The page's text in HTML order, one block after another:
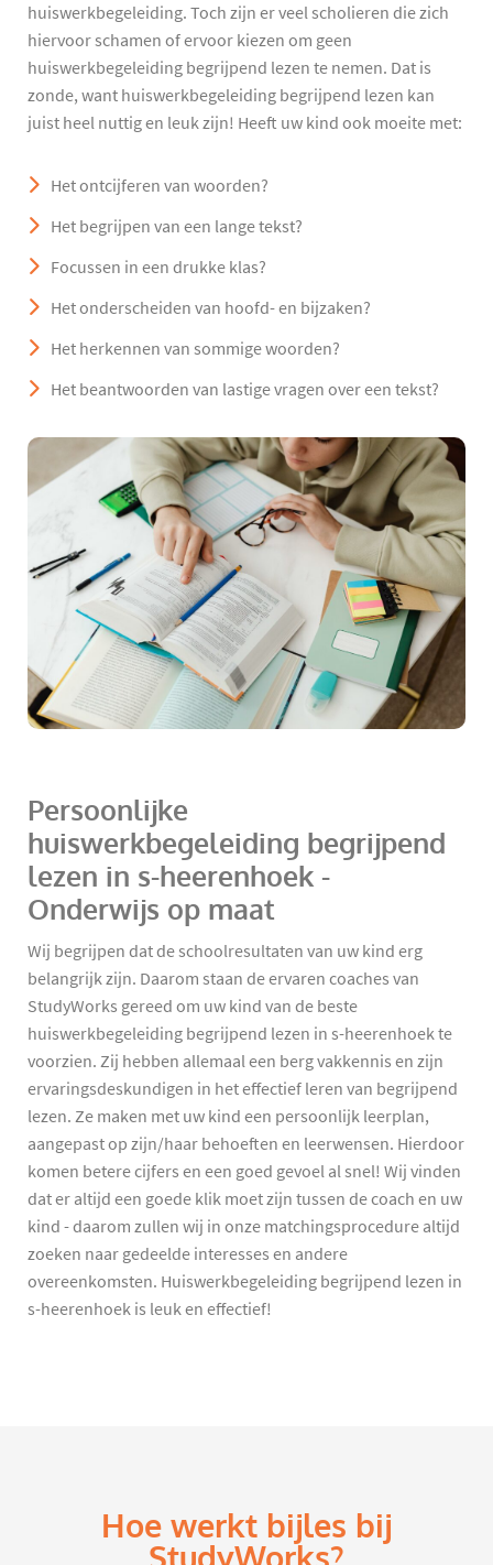
huiswerkbegeleiding. Toch zijn er veel scholieren die zich
hiervoor schamen of ervoor kiezen om geen
huiswerkbegeleiding begrijpend lezen te nemen. Dat is
zonde, want huiswerkbegeleiding begrijpend lezen kan
juist heel nuttig en leuk zijn! Heeft uw kind ook moeite met:
Het ontcijferen van woorden?
Het begrijpen van een lange tekst?
Focussen in een drukke klas?
Het onderscheiden van hoofd- en bijzaken?
Het herkennen van sommige woorden?
Het beantwoorden van lastige vragen over een tekst?
Persoonlijke
huiswerkbegeleiding begrijpend
lezen in s-heerenhoek -
Onderwijs op maat
Wij begrijpen dat de schoolresultaten van uw kind erg
belangrijk zijn. Daarom staan de ervaren coaches van
StudyWorks gereed om uw kind van de beste
huiswerkbegeleiding begrijpend lezen in s-heerenhoek te
voorzien. Zij hebben allemaal een berg vakkennis en zijn
ervaringsdeskundigen in het effectief leren van begrijpend
lezen. Ze maken met uw kind een persoonlijk leerplan,
aangepast op zijn/haar behoeften en leerwensen. Hierdoor
komen betere cijfers en een goed gevoel al snel! Wij vinden
dat er altijd een goede klik moet zijn tussen de coach en uw
kind - daarom zullen wij in onze matchingsprocedure altijd
zoeken naar gedeelde interesses en andere
overeenkomsten. Huiswerkbegeleiding begrijpend lezen in
s-heerenhoek is leuk en effectief!
Hoe werkt bijles bij